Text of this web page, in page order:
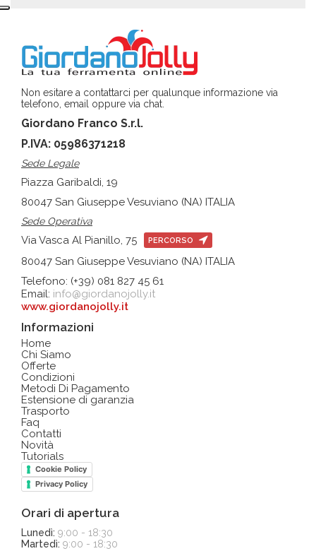
Non esitare a contattarci per qualunque informazione via
telefono, email oppure via chat.
Giordano Franco S.r.l.
P.IVA: 05986371218
Sede Legale
Piazza Garibaldi, 19
80047 San Giuseppe Vesuviano (NA) ITALIA
Sede Operativa
Via Vasca Al Pianillo, 75 PERCORSO
80047 San Giuseppe Vesuviano (NA) ITALIA
Telefono: (+39) 081 827 45 61
Email: info@giordanojolly.it
www.giordanojolly.it
Informazioni
Home
Chi Siamo
Offerte
Condizioni
Metodi Di Pagamento
Estensione di garanzia
Trasporto
Faq
Contatti
Novità
Tutorials
Cookie Policy
Privacy Policy
Orari di apertura
Lunedì: 9:00 - 18:30
Martedì: 9:00 - 18:30